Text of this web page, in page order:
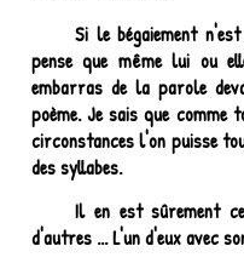
Si le bégaiement
pense que même lui ou
embarras de la parole
poème. Je sais que comme
circonstances l'on puisse
des syllabes.
Il en est sûrement
d'autres ... L'un d'eux avec